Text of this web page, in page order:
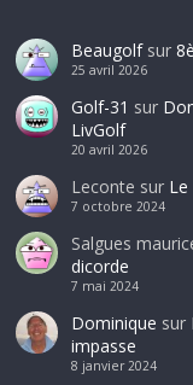
Beaugolfsur
25 avril 2026
Golf-31 sur
LivGolf
20 avril 2026
Leconte sur
7 octobre 2024
Salgues
dicorde
7 mai 2024
Dominique sur
impasse
8 janvier 2024